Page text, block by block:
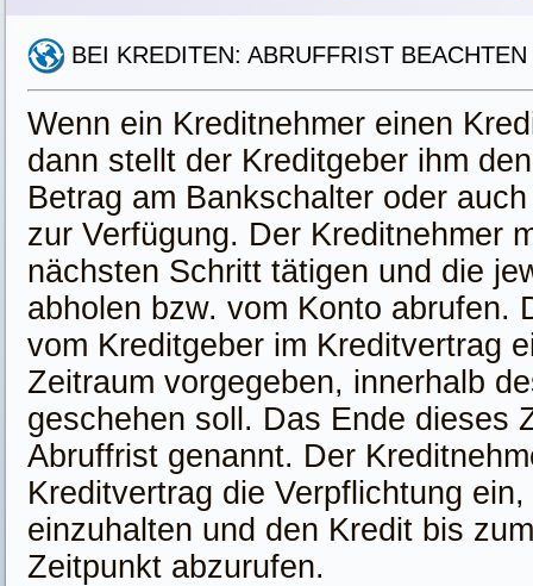
BEI KREDITEN: ABRUFFRIST BEACHTEN
Wenn ein Kreditnehmer einen
dann stellt der Kreditgeber ihm
Betrag am Bankschalter oder
zur Verfügung. Der Kreditnehmer
nächsten Schritt tätigen und die
abholen bzw. vom Konto abrufen.
vom Kreditgeber im Kreditvertrag
Zeitraum vorgegeben, innerhalb
geschehen soll. Das Ende dieses
Abruffrist genannt. Der
Kreditvertrag die Verpflichtung
einzuhalten und den Kredit bis
Zeitpunkt abzurufen.